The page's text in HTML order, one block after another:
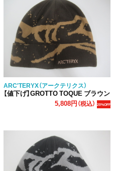
ARC'TERYX（アークテリクス）
【値下げ】GROTTO TOQUE ブラウン
5,808円（税込） 20%OFF